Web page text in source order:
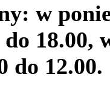
w
18.00,
do 12.00.